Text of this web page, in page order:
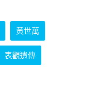
黃世萬
表觀遺傳